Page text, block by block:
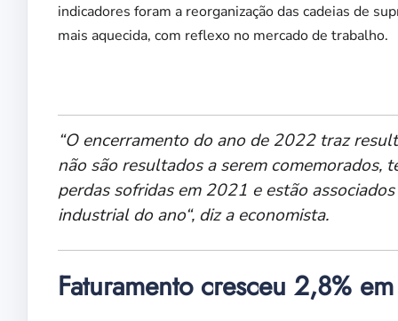
indicadores foram a reorganização das cadeias de
mais aquecida, com reflexo no mercado de trabalho.
“O encerramento do ano de 2022 traz
não são resultados a serem comemorados,
perdas sofridas em 2021 e estão
industrial do ano“, diz a economista.
Faturamento cresceu 2,8%